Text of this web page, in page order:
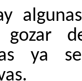
gozar
ya